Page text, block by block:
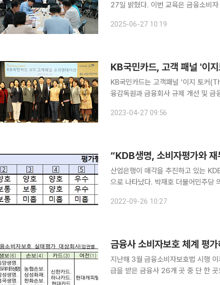
27일 밝혔다. 이번 교육은 금융소비자 권익 보호와 임직원 실천 역량 강화를 위해 기획됐다. 내용은
2025-06-27 10:19
KB국민카드, 고객 패널 '이
KB국민카드는 고객패널 ‘이지 토커
융감독원과 금융회사 규제 개선 및 금
명의 고객패널에게 감사의 메시지와
2023-04-27 09:56
“KDB생명, 소비자평가와
산업은행이 매각을 추진하고 있는
으로 나타났다. 박재호 더불어민주당 의원실은 금융감독원으로 제출 받은 최근 3년간 금융소비자보
2022-09-26 10:27
금융사 소비자보호 체계 평
지난해 3월 금융소비자보호법 시행
급을 받은 금융사 26개 곳 중 단 한